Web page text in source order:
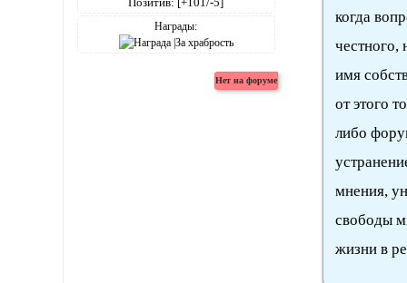
Награды:
когда
честного,
имя
от этого
либо
мнения,
свободы
жизни в